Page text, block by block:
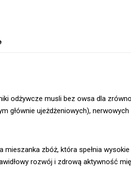
odżywcze musli bez owsa dla
głównie ujeżdżeniowych),
mieszanka zbóż, która spełnia
rozwój i zdrową aktywność